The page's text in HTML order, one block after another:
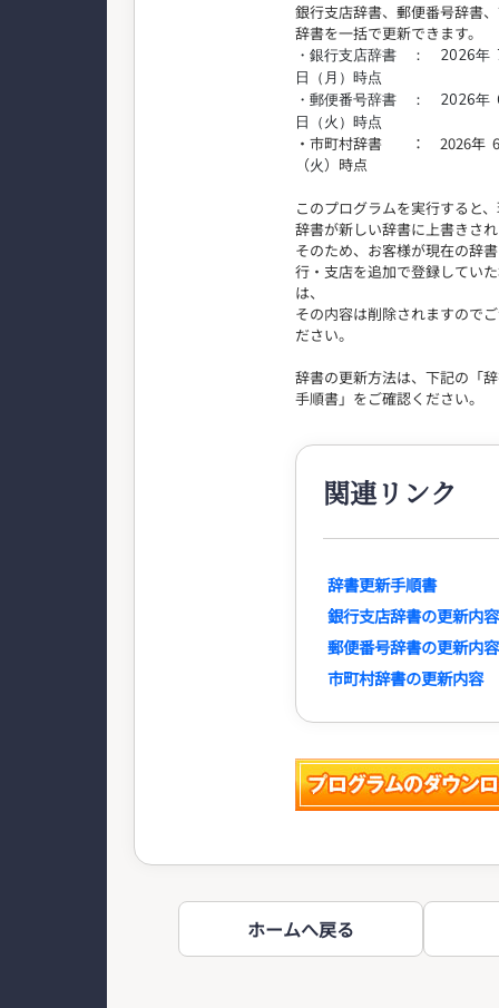
銀行支店辞書、郵便番号辞書
辞書を一括で更新できます。
・銀行支店辞書 ： 2026年
日（月）時点
・郵便番号辞書 ： 2026年
日（火） 時点
・市町村辞書 ： 2026年 6
（火）時点
このプログラムを実行すると
辞書が新しい辞書に上書きさ
そのため、お客様が現在の辞
行・支店を追加で登録してい
は、
その内容は削除されますので
ださい。
辞書の更新方法は、下記の「
手順書」をご確認ください。
関連リンク
辞書更新手順書
銀行支店辞書の更新内容
郵便番号辞書の更新内容
市町村辞書の更新内容
ホームへ戻る